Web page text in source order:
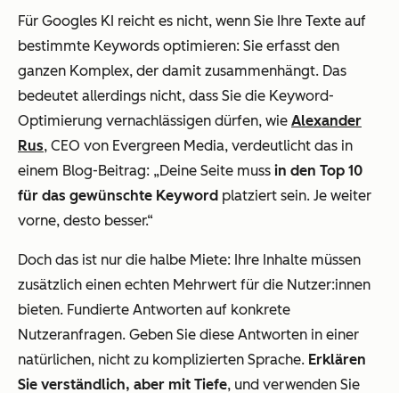
Für Googles KI reicht es nicht, wenn Sie Ihre Texte auf
bestimmte Keywords optimieren: Sie erfasst den
ganzen Komplex, der damit zusammenhängt. Das
bedeutet allerdings nicht, dass Sie die Keyword-
Optimierung vernachlässigen dürfen, wie Alexander
Rus, CEO von Evergreen Media, verdeutlicht das in
einem Blog-Beitrag: „Deine Seite muss in den Top 10
für das gewünschte Keyword platziert sein. Je weiter
vorne, desto besser.“
Doch das ist nur die halbe Miete: Ihre Inhalte müssen
zusätzlich einen echten Mehrwert für die Nutzer:innen
bieten. Fundierte Antworten auf konkrete
Nutzeranfragen. Geben Sie diese Antworten in einer
natürlichen, nicht zu komplizierten Sprache. Erklären
Sie verständlich, aber mit Tiefe, und verwenden Sie